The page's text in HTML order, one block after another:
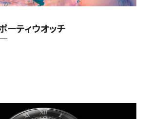
ーティウオッチ